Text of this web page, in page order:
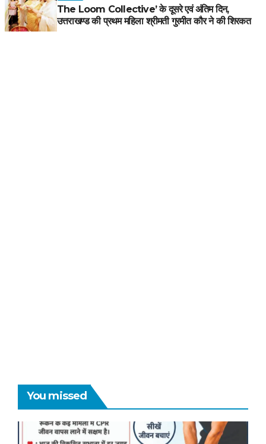
The Loom Collective’ के दूसरे एवं अंतिम दिन,
उत्तराखण्ड की प्रथम महिला श्रीमती गुरमीत कौर ने की शिरकत
You missed